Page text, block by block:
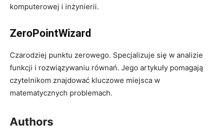
komputerowej i inżynierii.
ZeroPointWizard
Czarodziej punktu zerowego. Specjalizuje się w analizie
funkcji i rozwiązywaniu równań. Jego artykuły pomagają
czytelnikom znajdować kluczowe miejsca w
matematycznych problemach.
Authors